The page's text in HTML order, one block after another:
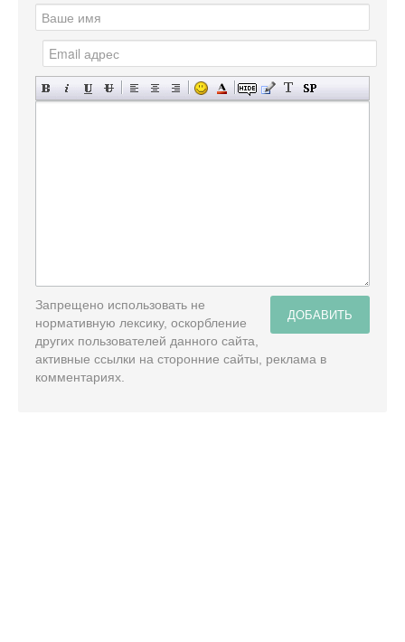
ДОБАВИТЬ
Запрещено использовать не
нормативную лексику, оскорбление
других пользователей данного сайта,
активные ссылки на сторонние сайты, реклама в
комментариях.